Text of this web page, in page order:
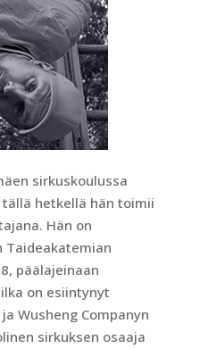
sirkuskoulussa
hetkellä hän toimii
Hän on
Taideakatemian
päälajeinaan
on esiintynyt
Wusheng Companyn
sirkuksen osaaja